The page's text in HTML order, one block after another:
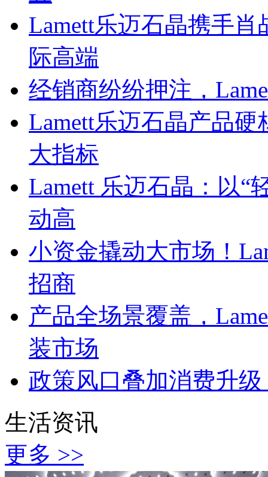
Lamett乐迈石晶携手
际高端
经销商纷纷押注，
Lamett乐迈石晶产品
大指标
Lamett 乐迈石晶：以“
动高
小资金撬动大市场！
招商
产品全场景覆盖，
装市场
政策风口叠加消费升
生活资讯
更多 >>